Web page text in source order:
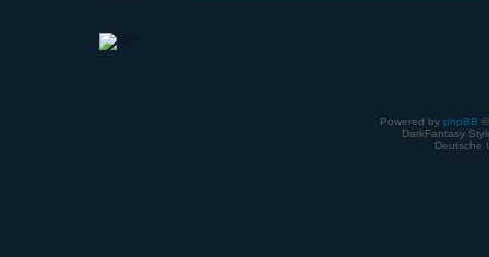
Powered by phpBB
DarkFantasy
Deutsche